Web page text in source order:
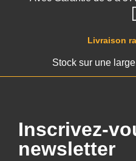
Livraison
Stock sur une
Inscrivez-
newsletter